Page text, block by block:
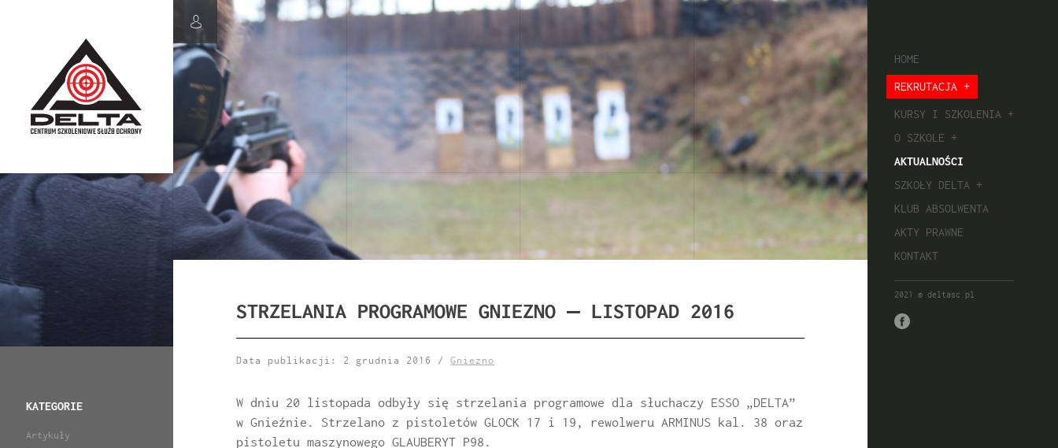
HOME
REKRUTACJA
KURSY I SZKOLENIA
O SZKOLE
AKTUALNOŚCI
SZKOŁY DELTA
KLUB ABSOLWENTA
AKTY PRAWNE
KONTAKT
2021 © deltasc.pl
KATEGORIE
Artykuły
STRZELANIA PROGRAMOWE GNIEZNO – LISTOPAD 2016
Data publikacji: 2 grudnia 2016 /Gniezno
W dniu 20 listopada odbyły się strzelania programowe dla słuchaczy ESSO „DELTA”
w Gnieźnie. Strzelano z pistoletów GLOCK 17 i 19, rewolweru ARMINUS kal. 38 oraz
pistoletu maszynowego GLAUBERYT P98.